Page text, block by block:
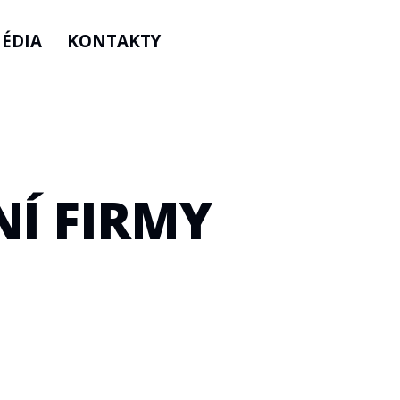
KONTAKTY
FIRMY